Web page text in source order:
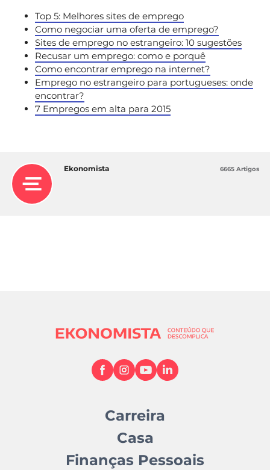
Top 5: Melhores sites de emprego
Como negociar uma oferta de emprego?
Sites de emprego no estrangeiro: 10 sugestões
Recusar um emprego: como e porquê
Como encontrar emprego na internet?
Emprego no estrangeiro para portugueses: onde
encontrar?
7 Empregos em alta para 2015
Ekonomista 6665 Artigos
Carreira
Casa
Finanças Pessoais